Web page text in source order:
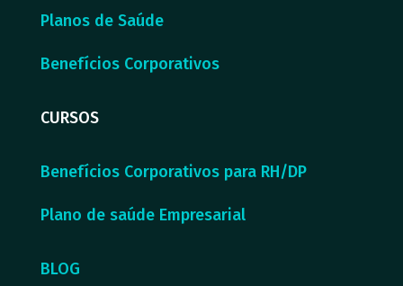
Planos de Saúde
Benefícios Corporativos
CURSOS
Benefícios Corporativos para RH/DP
Plano de saúde Empresarial
BLOG